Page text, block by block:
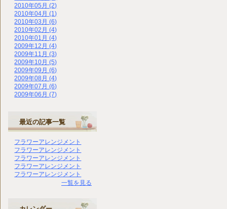
2010年05月 (2)
2010年04月 (1)
2010年03月 (6)
2010年02月 (4)
2010年01月 (4)
2009年12月 (4)
2009年11月 (3)
2009年10月 (5)
2009年09月 (6)
2009年08月 (4)
2009年07月 (6)
2009年06月 (7)
最近の記事一覧
フラワーアレンジメント
フラワーアレンジメント
フラワーアレンジメント
フラワーアレンジメント
フラワーアレンジメント
一覧を見る